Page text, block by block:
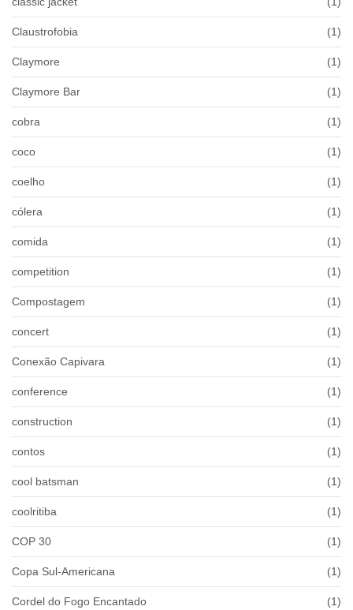
Claustrofobia (1)
Claymore (1)
Claymore Bar (1)
cobra (1)
coco (1)
coelho (1)
cólera (1)
comida (1)
competition (1)
Compostagem (1)
concert (1)
Conexão Capivara (1)
conference (1)
construction (1)
contos (1)
cool batsman (1)
coolritiba (1)
COP 30 (1)
Copa Sul-Americana (1)
Cordel do Fogo Encantado (1)